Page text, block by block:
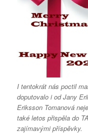
I tentokrát nás poctil
doputovalo i od Jany
Eriksson Tomanová
také letos přispěla do
zajímavými příspěvky.